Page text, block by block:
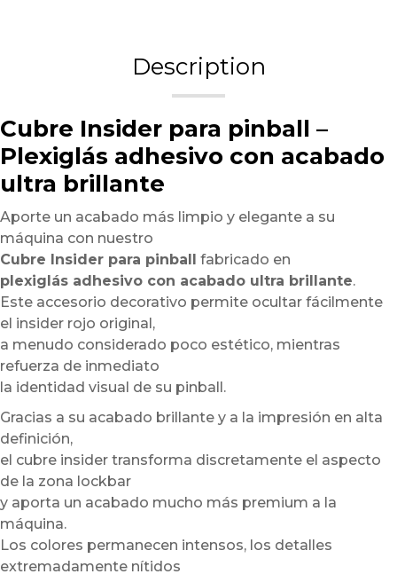
Description
Cubre Insider para pinball –
Plexiglás adhesivo con acabado
ultra brillante
Aporte un acabado más limpio y elegante a su
máquina con nuestro
Cubre Insider para pinball
fabricado en
plexiglás adhesivo con acabado ultra brillante.
Este accesorio decorativo permite ocultar fácilmente
el insider rojo original,
a menudo considerado poco estético, mientras
refuerza de inmediato
la identidad visual de su pinball.
Gracias a su acabado brillante y a la impresión en alta
definición,
el cubre insider transforma discretamente el aspecto
de la zona lockbar
y aporta un acabado mucho más premium a la
máquina.
Los colores permanecen intensos, los detalles
extremadamente nítidos